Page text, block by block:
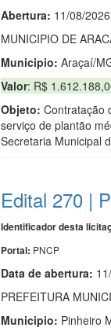
Abertura: 11/08/
MUNICIPIO DE
Municipio: Araçaí/
Valor: R$
Objeto: Contratação
serviço de plantão
Secretaria Municipal
Edital 270 |
Identificador desta
Portal: PNCP
Data de abertura:
PREFEITURA
Municipio: Pinheiro